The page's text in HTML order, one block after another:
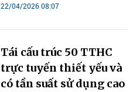
22/04/2026 08:07
Tái cấu trúc 50 TTHC
trực tuyến thiết yếu và
có tần suất sử dụng cao